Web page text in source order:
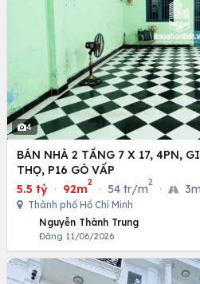
4
BÁN NHÀ 2 TẦNG 7 X 17, 4PN,
THỌ, P16 GÒ VẤP
5.5 tỷ · 92m
2
· 54 tr/m
2
· 3m
Thành phố Hồ Chí Minh
Nguyễn Thành Trung
Đăng 11/06/2026